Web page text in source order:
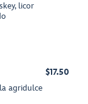
licor
agridulce
$17.50